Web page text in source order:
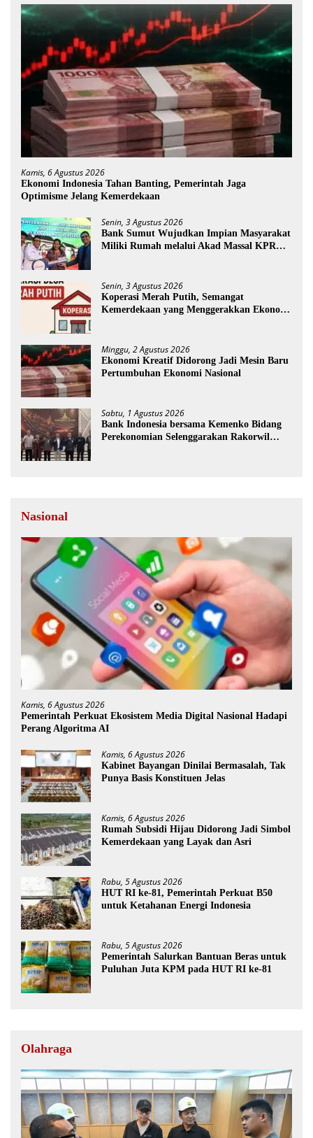
Kamis, 6 Agustus 2026
Ekonomi Indonesia Tahan Banting, Pemerintah Jaga
Optimisme Jelang Kemerdekaan
Senin, 3 Agustus 2026
Bank Sumut Wujudkan Impian Masyarakat
Miliki Rumah melalui Akad Massal KPR
Senin, 3 Agustus 2026
Koperasi Merah Putih, Semangat
Kemerdekaan yang Menggerakkan Ekonomi
Minggu, 2 Agustus 2026
Ekonomi Kreatif Didorong Jadi Mesin Baru
Pertumbuhan Ekonomi Nasional
Sabtu, 1 Agustus 2026
Bank Indonesia bersama Kemenko Bidang
Perekonomian Selenggarakan Rakorwil
Nasional
Kamis, 6 Agustus 2026
Pemerintah Perkuat Ekosistem Media Digital Nasional Hadapi
Perang Algoritma AI
Kamis, 6 Agustus 2026
Kabinet Bayangan Dinilai Bermasalah, Tak
Punya Basis Konstituen Jelas
Kamis, 6 Agustus 2026
Rumah Subsidi Hijau Didorong Jadi Simbol
Kemerdekaan yang Layak dan Asri
Rabu, 5 Agustus 2026
HUT RI ke-81, Pemerintah Perkuat B50
untuk Ketahanan Energi Indonesia
Rabu, 5 Agustus 2026
Pemerintah Salurkan Bantuan Beras untuk
Puluhan Juta KPM pada HUT RI ke-81
Olahraga